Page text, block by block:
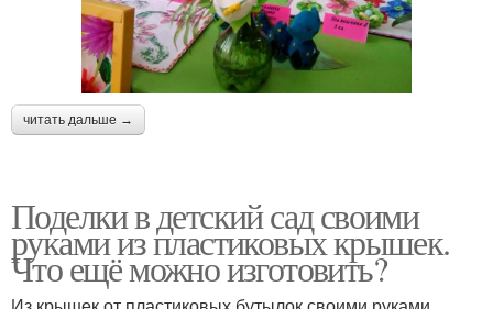
читать дальше →
Поделки в детский сад своими
руками из пластиковых крышек.
Что ещё можно изготовить?